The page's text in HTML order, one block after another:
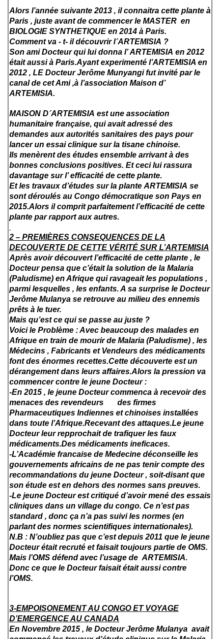
Alors l’année suivante 2013 , il connaitra cette plante à
Paris , juste avant de commencer le MASTER en
BIOLOGIE SYNTHETIQUE en 2014 à Paris.
Comment va - t- il découvrir l´ARTEMISIA ?
Son ami Docteur qui lui donna l’ARTEMISIA en 2012
était aussi à Paris.Ayant experimenté l’ARTEMISIA en
2012 , LE Docteur Jerôme Munyangi fut invité par le
canal de cet Ami ,à l’association Maison d’
ARTEMISIA.
MAISON D´ARTEMISIA estune association
humanitaire française, qui avait adressé des
demandes aux autorités sanitaires des pays pour
lancer un essai clinique sur la tisane chinoise.
Ils menèrent des études ensemble arrivant à des
bonnes conclusions positives. Et ceci lui rassura
davantage sur l’ efficacité de cette plante.
Et les travaux d’études sur la plante ARTEMISIA se
sont déroulés au Congo démocratique son Pays en
2015.Alors il comprit parfaitement l’efficacité de cette
plante par rapport aux autres.
2 – PREMIÈRES CONSEQUENCES DE LA
DECOUVERTE DE CETTE VÉRITÉ SUR L’ARTEMISIA
Après avoir découvert l’efficacité de cette plante , le
Docteur pensa que c’était la solution de la Malaria
(Paludisme) en Afrique qui ravageait les populations ,
parmi lesquelles , les enfants. A sa surprise le Docteur
Jerôme Mulanya se retrouve au milieu des ennemis
prêts à le tuer.
Mais qu’est ce qui se passe au juste ?
Voici le Problème : Avec beaucoup des malades en
Afrique en train de mourir de Malaria (Paludisme) , les
Médecins , Fabricants et Vendeurs des médicaments
font des énormes recettes.Cette découverte est un
dérangement dans leurs affaires.Alors la pression va
commencer contre le jeune Docteur :
-En 2015 , le jeune Docteur commenca à recevoir des
menaces des revendeurs des firmes
Pharmaceutiques Indiennes et chinoises installées
dans toute l’Afrique.Recevant des attaques.Le jeune
Docteur leur repprochait de trafiquer les faux
médicaments.Des médicaments ineficaces.
-L’Académie francaise de Medecine déconseille les
gouvernements africains de ne pas tenir compte des
recommandations du jeune Docteur , soit-disant que
son étude est en dehors des normes sans preuves.
-Le jeune Docteur est critiqué d’avoir mené des essais
cliniques dans un village du congo. Ce n’est pas
standard , donc ça n’a pas suivi les normes (en
parlant des normes scientifiques internationales).
N.B : N’oubliez pas que c’est depuis 2011 que le jeune
Docteur était recruté et faisait toujours partie de OMS.
Mais l’OMS défend avec l’usage de ARTEMISIA.
Donc ce que le Docteur faisait était aussi contre
l’OMS.
3-EMPOISONEMENT AU CONGO ET VOYAGE
D’EMERGENCE AU CANADA
En Novembre 2015 , le Docteur Jerôme Mulanya avait